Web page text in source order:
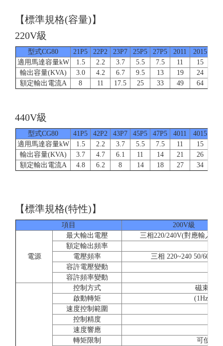
【標準規格(容量)】
220V級
型式CG80 21P5 22P2 23P7 25P5 27P5 2011 2015
適用馬達容量kW
1.5 2.2 3.7 5.5 7.5 11 15
輸出容量(KVA)
3.0 4.2 6.7 9.5 13 19 24
額定輸出電流A
8 11 17.5 25 33 49 64
440V級
型式CG80 41P5 42P2 43P7 45P5 47P5 4011 4015
適用馬達容量kW
1.5 2.2 3.7 5.5 7.5 11 15
輸出容量(KVA)
3.7 4.7 6.1 11 14 21 26
額定輸出電流A
4.8 6.2 8 14 18 27 34
【標準規格(特性)】
項目 200V級
電源
最大輸出電壓
三相220/240V(對應輸入電
額定輸出頻率
電壓頻率
三相 220~240 50/60Hz
容許電壓變動
容許頻率變動
控制方式
磁束電
啟動轉矩
(1Hz時
速度控制範圍
控制精度
速度響應
轉矩限制
可使用(